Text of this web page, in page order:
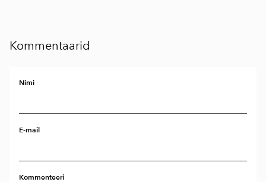
Kommentaarid
Nimi
E-mail
Kommenteeri